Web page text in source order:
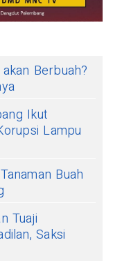
Berbuah?
Ikut
Lampu
Buah
Tuaji
Saksi